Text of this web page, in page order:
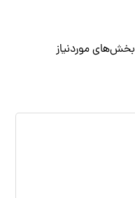
بخش‌های موردنیاز